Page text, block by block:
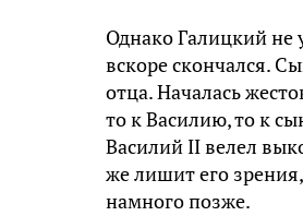
Однако Галицкий не
вскоре скончался.
отца. Началась
то к Василию, то к
Василий II велел
же лишит его
намного позже.